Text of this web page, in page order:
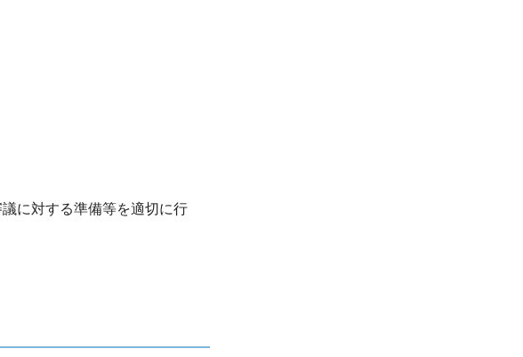
に対する準備等を適切に行